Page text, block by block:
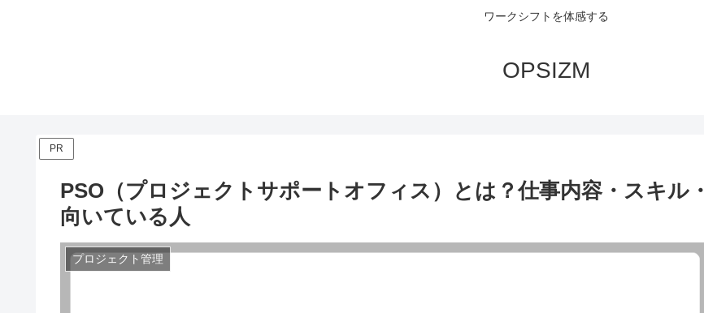
ワークシフトを体感する
OPSIZM
PR
PSO（プロジェクトサポートオフィス）とは？仕事内容・スキル・
向いている人
プロジェクト管理